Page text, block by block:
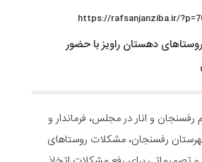
https://rafsanjanziba.ir/
دهستان راویز با حضور
رفسنجان و انار در مجلس، فرماندار و
رفسنجان، مشکلات روستاهای